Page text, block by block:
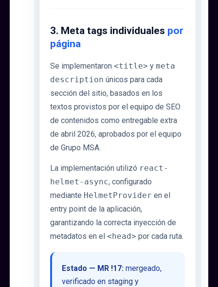
3. Meta tags individuales por
página
Se implementaron <title> y meta
description únicos para cada
sección del sitio, basados en los
textos provistos por el equipo de SEO
de contenidos como entregable extra
de abril 2026, aprobados por el equipo
de Grupo MSA.
La implementación utilizó react-
helmet-async, configurado
mediante HelmetProvider en el
entry point de la aplicación,
garantizando la correcta inyección de
metadatos en el <head> por cada ruta.
Estado — MR !17: mergeado,
verificado en staging y